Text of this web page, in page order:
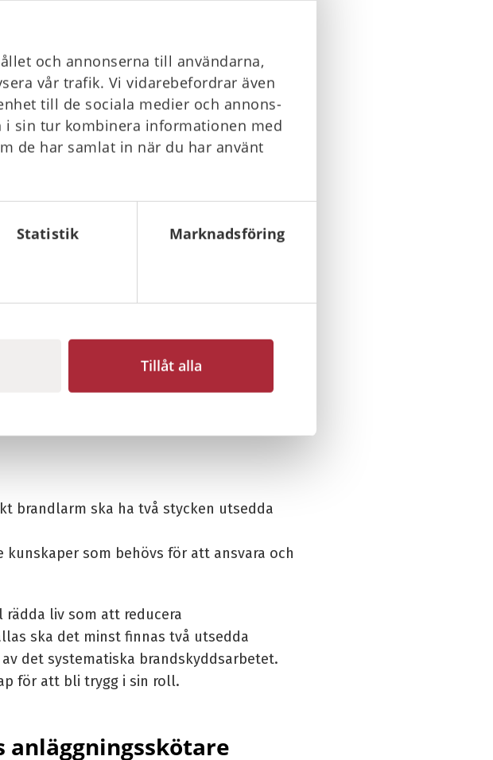
och annonserna till användarna,
vår trafik. Vi vidarebefordrar även
till de sociala medier och annons-
i sin tur kombinera informationen med
de har samlat in när du har använt
Statistik Marknadsföring
Tillåt alla
brandlarm ska ha två stycken utsedda
som behövs för att ansvara och
liv som att reducera
ska det minst finnas två utsedda
det systematiska brandskyddsarbetet.
för att bli trygg i sin roll.